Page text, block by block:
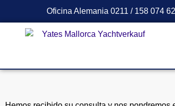
Oficina Alemania 0211 / 158 074 62